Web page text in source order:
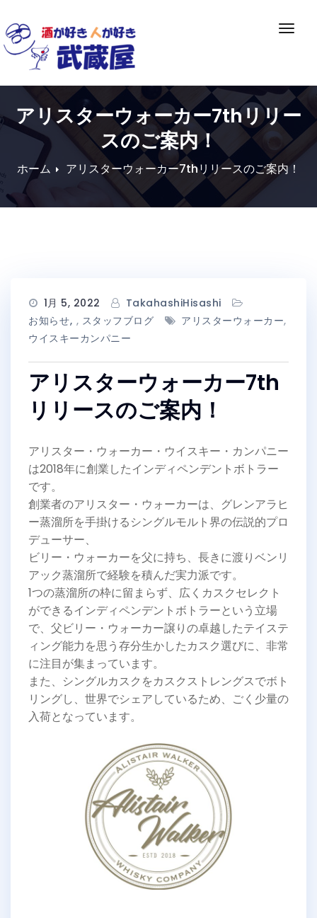
to
content
ナ
ー
シ
ョ
ン
切
り
アリスターウォーカー7thリリー
スのご案内！
ホーム アリスターウォーカー7thリリースのご案内！
1月 5, 2022
TakahashiHisashi
お知らせ , スタッフブログ アリスターウォーカー,
ウイスキーカンパニー
アリスターウォーカー7th
リリースのご案内！
アリスター・ウォーカー・ウイスキー・カンパニー
は2018年に創業したインディペンデントボトラー
です。
創業者のアリスター・ウォーカーは、グレンアラヒ
ー蒸溜所を手掛けるシングルモルト界の伝説的プロ
デューサー、
ビリー・ウォーカーを父に持ち、長きに渡りベンリ
アック蒸溜所で経験を積んだ実力派です。
1つの蒸溜所の枠に留まらず、広くカスクセレクト
ができるインディペンデントボトラーという立場
で、父ビリー・ウォーカー譲りの卓越したテイステ
ィング能力を思う存分生かしたカスク選びに、非常
に注目が集まっています。
また、シングルカスクをカスクストレングスでボト
リングし、世界でシェアしているため、ごく少量の
入荷となっています。